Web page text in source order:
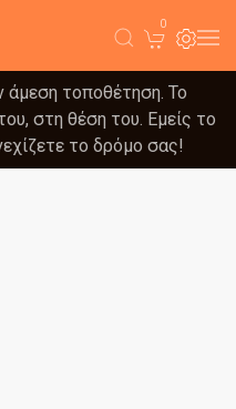
0
άμεση τοποθέτηση. Το
στη θέση του. Εμείς το
το δρόμο σας!